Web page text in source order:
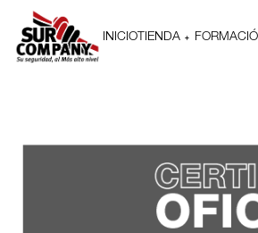
INICIO TIENDA